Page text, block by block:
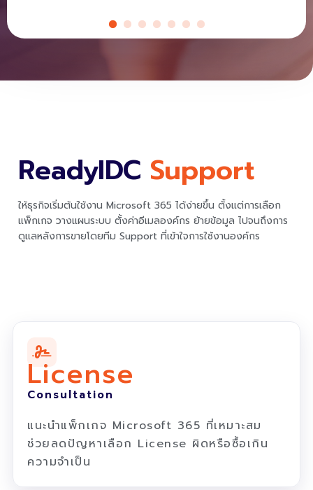
ReadyIDC Support
ให้ธุรกิจเริ่มต้นใช้งาน Microsoft 365 ได้ง่ายขึ้น ตั้งแต่การเลือก
แพ็กเกจ วางแผนระบบ ตั้งค่าอีเมลองค์กร ย้ายข้อมูล ไปจนถึงการ
ดูแลหลังการขายโดยทีม Support ที่เข้าใจการใช้งานองค์กร
License
Consultation
แนะนำแพ็กเกจ Microsoft 365 ที่เหมาะสม
ช่วยลดปัญหาเลือก License ผิดหรือซื้อเกิน
ความจำเป็น